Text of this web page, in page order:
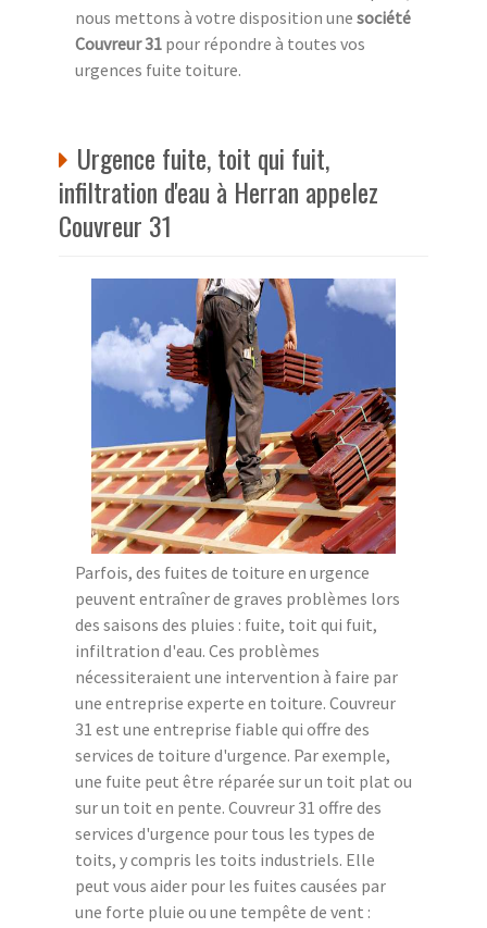
nous mettons à votre disposition une société
Couvreur 31 pour répondre à toutes vos
urgences fuite toiture.
Urgence fuite, toit qui fuit,
infiltration d'eau à Herran appelez
Couvreur 31
Parfois, des fuites de toiture en urgence
peuvent entraîner de graves problèmes lors
des saisons des pluies : fuite, toit qui fuit,
infiltration d'eau. Ces problèmes
nécessiteraient une intervention à faire par
une entreprise experte en toiture. Couvreur
31 est une entreprise fiable qui offre des
services de toiture d'urgence. Par exemple,
une fuite peut être réparée sur un toit plat ou
sur un toit en pente. Couvreur 31 offre des
services d'urgence pour tous les types de
toits, y compris les toits industriels. Elle
peut vous aider pour les fuites causées par
une forte pluie ou une tempête de vent :